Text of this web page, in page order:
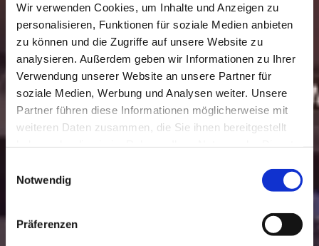
Wir verwenden Cookies, um Inhalte und Anzeigen zu
personalisieren, Funktionen für soziale Medien anbieten
zu können und die Zugriffe auf unsere Website zu
analysieren. Außerdem geben wir Informationen zu Ihrer
Verwendung unserer Website an unsere Partner für
soziale Medien, Werbung und Analysen weiter. Unsere
Partner führen diese Informationen möglicherweise mit
weiteren Daten zusammen, die Sie ihnen bereitgestellt
Notwendig
Präferenzen